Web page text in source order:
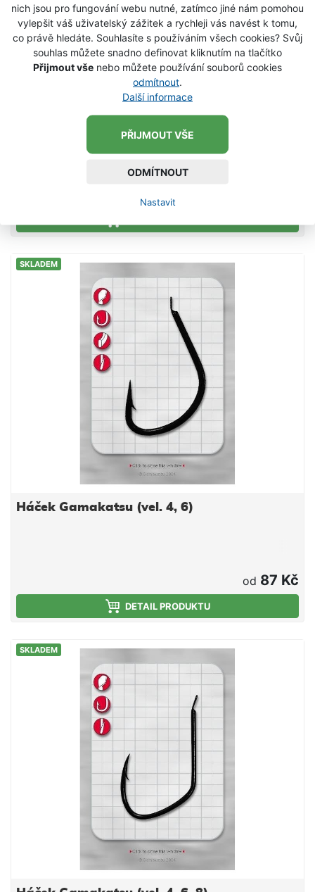
nich jsou pro fungování webu nutné, zatímco jiné nám pomohou
vylepšit váš uživatelský zážitek a rychleji vás navést k tomu,
co právě hledáte. Souhlasíte s používáním všech cookies? Svůj
souhlas můžete snadno definovat kliknutím na tlačítko
Přijmout vše nebo můžete používání souborů cookies
odmítnout.
Další informace
PŘIJMOUT VŠE
ODMÍTNOUT
Nastavit
Háček Gamakatsu (vel. 4, 6)
SKLADEM
Háček Gamakatsu (vel. 4, 6)
od 87 Kč
DETAIL PRODUKTU
SKLADEM